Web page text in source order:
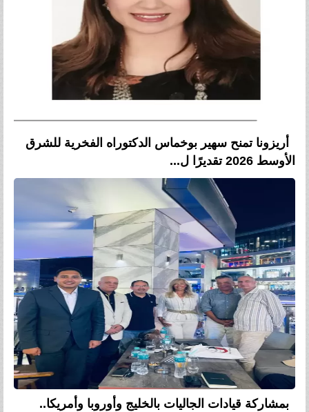
أريزونا تمنح سهير بوخماس الدكتوراه الفخرية للشرق
الأوسط 2026 تقديرًا ل...
بمشاركة قيادات الجاليات بالخليج وأوروبا وأمريكا..